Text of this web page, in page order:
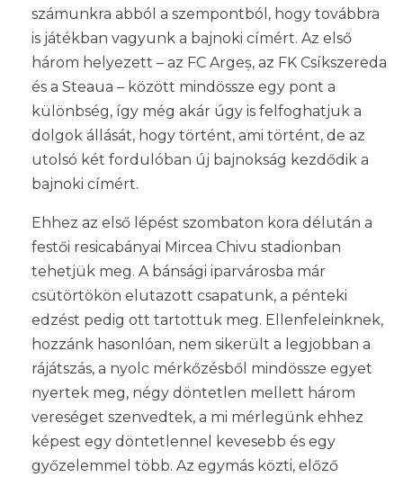
számunkra abból a szempontból, hogy továbbra
is játékban vagyunk a bajnoki címért. Az első
három helyezett – az FC Argeș, az FK Csíkszereda
és a Steaua – között mindössze egy pont a
különbség, így még akár úgy is felfoghatjuk a
dolgok állását, hogy történt, ami történt, de az
utolsó két fordulóban új bajnokság kezdődik a
bajnoki címért.
Ehhez az első lépést szombaton kora délután a
festői resicabányai Mircea Chivu stadionban
tehetjük meg. A bánsági iparvárosba már
csütörtökön elutazott csapatunk, a pénteki
edzést pedig ott tartottuk meg. Ellenfeleinknek,
hozzánk hasonlóan, nem sikerült a legjobban a
rájátszás, a nyolc mérkőzésből mindössze egyet
nyertek meg, négy döntetlen mellett három
vereséget szenvedtek, a mi mérlegünk ehhez
képest egy döntetlennel kevesebb és egy
győzelemmel több. Az egymás közti, előző